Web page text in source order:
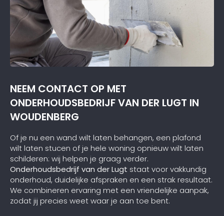
NEEM CONTACT OP MET
ONDERHOUDSBEDRIJF VAN DER LUGT IN
WOUDENBERG
Of je nu een wand wilt laten behangen, een plafond
wilt laten stucen of je hele woning opnieuw wilt laten
schilderen: wij helpen je graag verder.
Onderhoudsbedrijf van der Lugt staat voor vakkundig
onderhoud, duidelijke afspraken en een strak resultaat.
We combineren ervaring met een vriendelijke aanpak,
zodat jij precies weet waar je aan toe bent.